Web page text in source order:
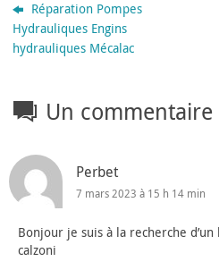
Réparation Pompes
Hydrauliques Engins
hydrauliques Mécalac
Un commentaire
Perbet
7 mars 2023 à 15 h 14 min
Bonjour je suis à la recherche
calzoni